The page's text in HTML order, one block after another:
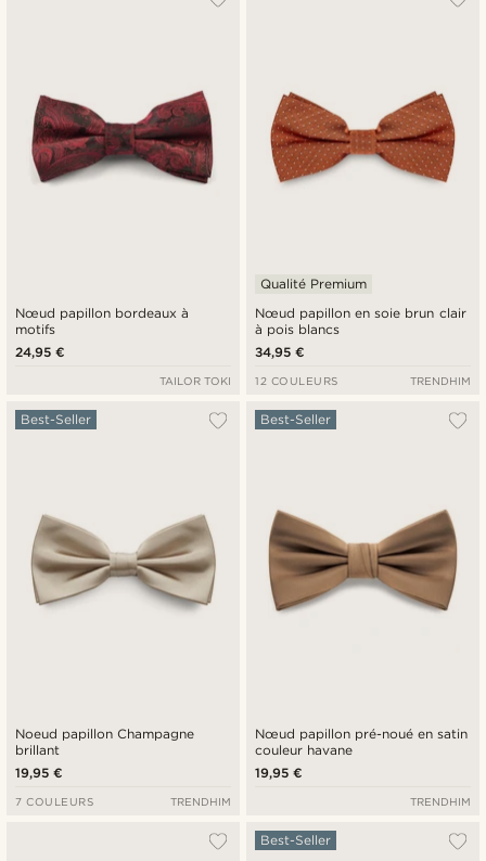
Nœud papillon bordeaux à
motifs
24,95 €
TAILOR TOKI
Nœud papillon en soie brun clair
à pois blancs
Qualité Premium
34,95 €
12 COULEURS TRENDHIM
Noeud papillon Champagne
brillant
Best-Seller
19,95 €
7 COULEURS TRENDHIM
Nœud papillon pré-noué en satin
couleur havane
Best-Seller
19,95 €
TRENDHIM
Best-Seller